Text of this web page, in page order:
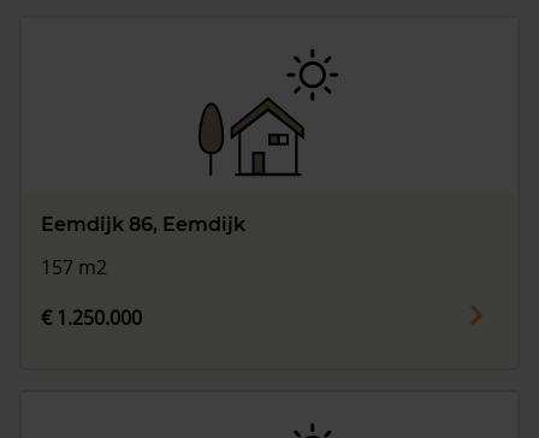
Eemdijk 86, Eemdijk
157 m2
€ 1.250.000